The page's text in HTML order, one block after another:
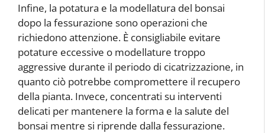
Infine, la potatura e la modellatura del bonsai
dopo la fessurazione sono operazioni che
richiedono attenzione. È consigliabile evitare
potature eccessive o modellature troppo
aggressive durante il periodo di cicatrizzazione, in
quanto ciò potrebbe compromettere il recupero
della pianta. Invece, concentrati su interventi
delicati per mantenere la forma e la salute del
bonsai mentre si riprende dalla fessurazione.